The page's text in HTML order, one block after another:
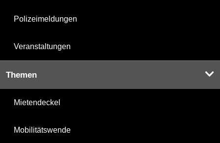
Polizeimeldungen
Veranstaltungen
Themen
Mietendeckel
Mobilitätswende